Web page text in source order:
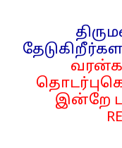
இன்றே